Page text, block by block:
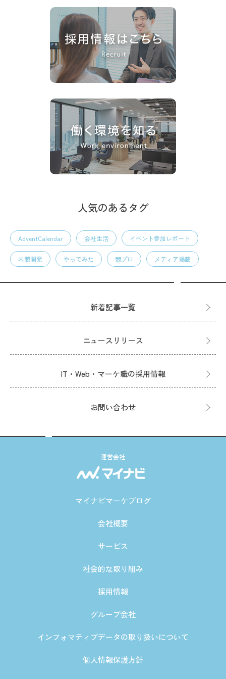
人気のあるタグ
AdventCalendar 会社生活 イベント参加レポート
内製開発 やってみた 競プロ メディア掲載
新着記事一覧
ニュースリリース
IT・Web・マーケ職の採用情報
お問い合わせ
運営会社
マイナビマーケブログ
会社概要
サービス
社会的な取り組み
採用情報
グループ会社
インフォマティブデータの取り扱いについて
個人情報保護方針